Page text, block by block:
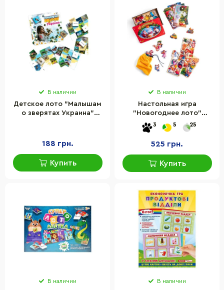
В наличии
Детское лото "Малышам
о зверятах Украина"
188 грн.
Купить
В наличии
Настольная игра
"Новогоднее лото"
Ubumblebees (ПСД235)
PSD235, 48 фигурных
фишек
3 5 25
525 грн.
Купить
В наличии В наличии